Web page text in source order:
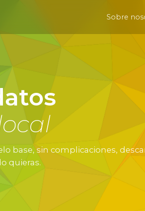
Sobre
base, sin complicaciones,
quieras.